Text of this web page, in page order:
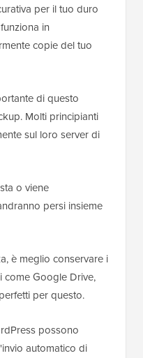
per il tuo duro
in
copie del tuo
di questo
Molti principianti
sul loro server di
o viene
persi insieme
è meglio conservare i
come Google Drive,
per questo.
possono
automatico di